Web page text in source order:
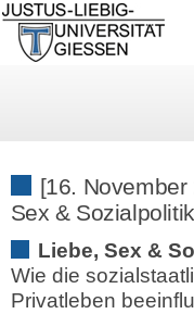
[16.
Sex &
Liebe, Sex &
Wie die
Privatleben